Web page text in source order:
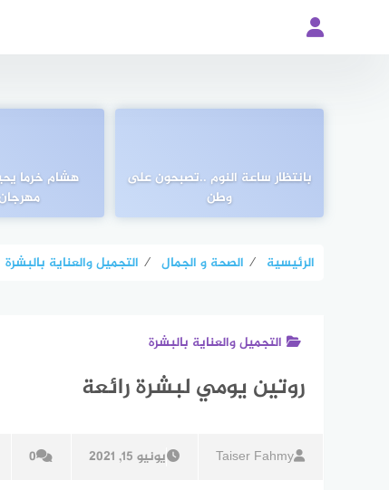
هشام خرما
بانتظار ساعة النوم ..تصبحون على
وطن
الرئيسية ⁄ الصحة و الجمال ⁄ التجميل والعناية بالبشرة
التجميل والعناية بالبشرة
روتين يومي لبشرة رائعة
Taiser Fahmy يونيو 15, 2021 0